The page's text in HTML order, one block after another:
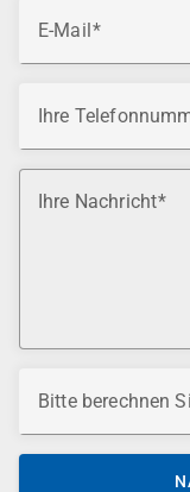
E-Mail
Ihre
Ihre Nachricht
Bitte berechnen